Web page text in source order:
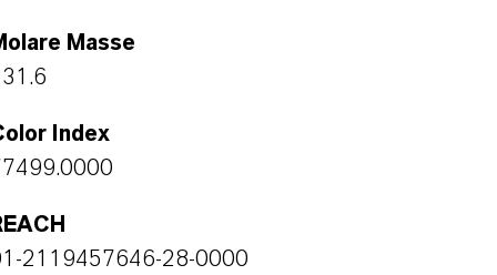
Masse
Index
2119457646-28-0000